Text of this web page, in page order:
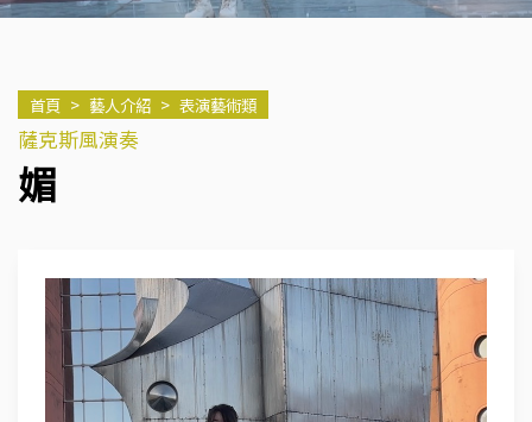
首頁 > 藝人介紹 > 表演藝術類
薩克斯風演奏
媚